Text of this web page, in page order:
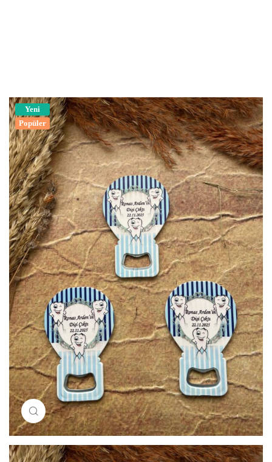
Yeni
Popüler
Resimi büyütmek için tıklayın